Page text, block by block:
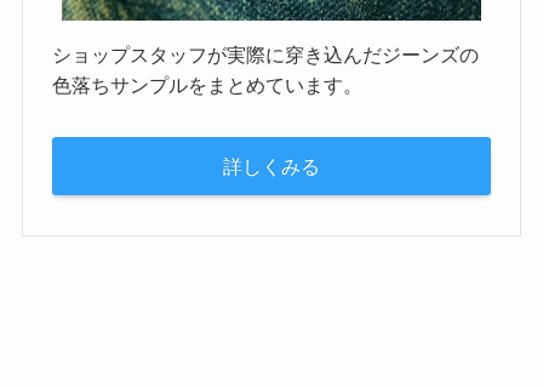
ショップスタッフが実際に穿き込んだジーンズの
色落ちサンプルをまとめています。
詳しくみる